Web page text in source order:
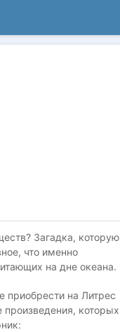
Загадка, которую
что именно
на дне океана.
приобрести на Литрес
которых